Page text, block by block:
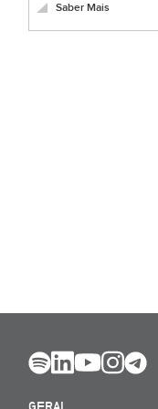
Saber Mais